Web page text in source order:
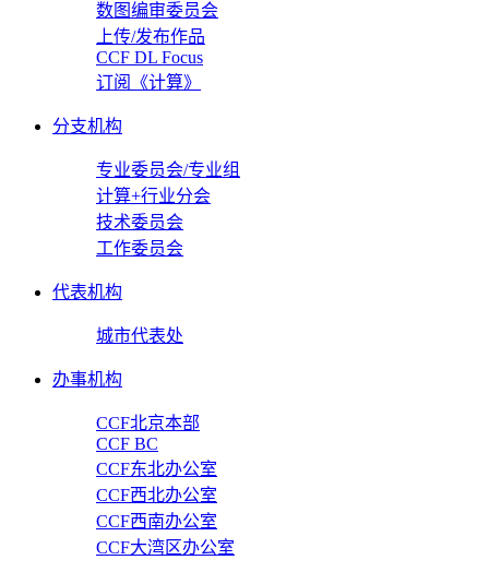
数图编审委员会
上传/发布作品
CCF DL Focus
订阅《计算》
分支机构
专业委员会/专业组
计算+行业分会
技术委员会
工作委员会
代表机构
城市代表处
办事机构
CCF北京本部
CCF BC
CCF东北办公室
CCF西北办公室
CCF西南办公室
CCF大湾区办公室